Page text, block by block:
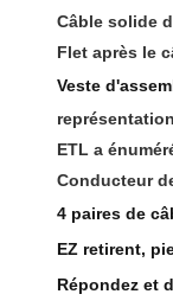
Câble solide
Flet après le
Veste
ETL a
Conducteur
4 paires de
EZ retirent,
Répondez et